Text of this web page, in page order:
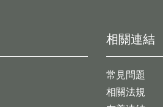
相關連結
常見問題
相關法規